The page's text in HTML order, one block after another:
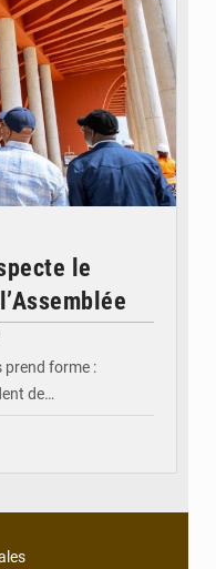
le
prend forme :
de…